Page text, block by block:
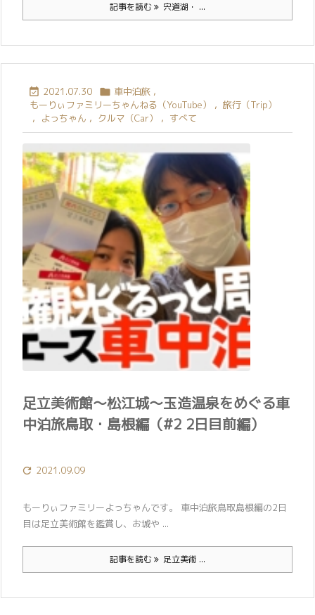
記事を読む 宍道湖・ ...
 2021.07.30  車中泊旅 ,
もーりぃファミリーちゃんねる（YouTube）
, 旅行（Trip）
,
よっちゃん , クルマ（Car） , すべて
足立美術館〜松江城〜玉造温泉をめぐる車
中泊旅鳥取・島根編（#2 2日目前編）
 2021.09.09
もーりぃファミリーよっちゃんです。 車中泊旅鳥取島根編の2日
目は足立美術館を鑑賞し、お城や ...
記事を読む 足立美術 ...